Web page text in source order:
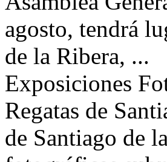
agosto, tendrá
de la Ribera, ...
Exposiciones
Regatas de
de Santiago de